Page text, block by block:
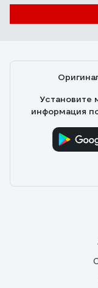
Установите
информация